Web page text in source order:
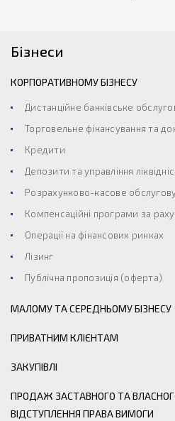
Бізнеси
КОРПОРАТИВНОМУ БІЗНЕСУ
Дистанційне банківське
Торговельне фінансування та
Кредити
Депозити та управління
Розрахунково-касове
Компенсаційні програми за
Операції на фінансових ринках
Лізинг
Публічна пропозиція (оферта)
МАЛОМУ ТА СЕРЕДНЬОМУ БІЗНЕСУ
ПРИВАТНИМ КЛІЄНТАМ
ЗАКУПІВЛІ
ПРОДАЖ ЗАСТАВНОГО ТА
ВІДСТУПЛЕННЯ ПРАВА ВИМОГИ